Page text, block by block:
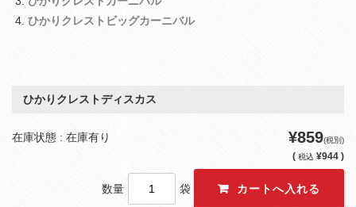
ひかりクレストビッグカーニバル
ひかりクレストディスカス
在庫状態 : 在庫有り ¥859(税別)
( 税込 ¥944 )
数量 袋